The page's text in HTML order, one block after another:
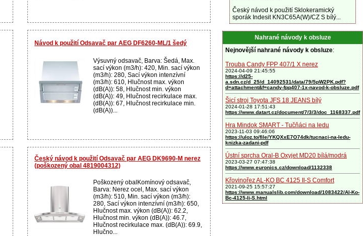
Návod k použití Odsavač par AEG DF6260-ML/1 šedý
Výsuvný odsavač, Barva: Šedá, Max.
sací výkon (m3/h): 420, Min. sací výkon
(m3/h): 280, Sací výkon intenzívní
(m3/h): 610, Hlučnost max. výkon
(dB(A)): 58, Hlučnost min. výkon
(dB(A)): 49, Hlučnost recirkulace max.
(dB(A)): 67, Hlučnost recirkulace min.
(dB(A))...
Český návod k použití Odsavač par AEG DK9690-M nerez
(poškozený obal 4819004312)
Poškozený obalKomínový odsavač,
Barva: Nerez ocel, Max. sací výkon
(m3/h): 510, Min. sací výkon (m3/h):
280, Sací výkon intenzívní (m3/h): 650,
Hlučnost max. výkon (dB(A)): 62.2,
Hlučnost min. výkon (dB(A)): 46.7,
Hlučnost recirkulace max. (dB(A)): 69.9,
Hlučno...
Český návod k použití Sklokeramický
sporák Indesit KN3C65A(W)/CZ S bílý...
Nahrané návody k obsluze
Nejnovější nahrané návody k obsluze:
Trouba Candy FPP 407/1 X nerez
2024-04-09 21:45:55
https://d25-
a.sdn.cz/d_25/d_14092531/data/79/5pW2PK.pdf?
d=attachment&f=candy-fpp407-1x-navod-k-obsluze.pdf
Šicí stroj Toyota JFS 18 JEANS bílý
2024-01-28 17:51:43
https://www.datart.cz/document/7/3/3/doc_1168337.pdf
Hra Mindok SMART - Tučňáci na ledu
2023-11-03 09:46:06
https://uloz.to/file/YKQXxE7O74dk/tucnaci-na-ledu-
knizka-zadani-pdf
Ústní sprcha Oral-B Oxyjet MD20 bílá/modrá
2023-03-27 07:47:38
https://www.euronics.cz/download/1132338
Křovinořez AL-KO BC 4125 II-S Comfort
2021-09-25 15:57:27
https://www.manualslib.com/download/1083422/Al-Ko-
Bc-4125-Ii-S.html